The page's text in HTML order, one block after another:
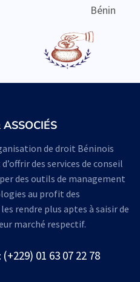
Bénin
de droit Béninois
des services de conseil
des outils de management
au profit des
rendre plus aptes à saisir de
marché respectif.
(+229) 01 63 07 22 78